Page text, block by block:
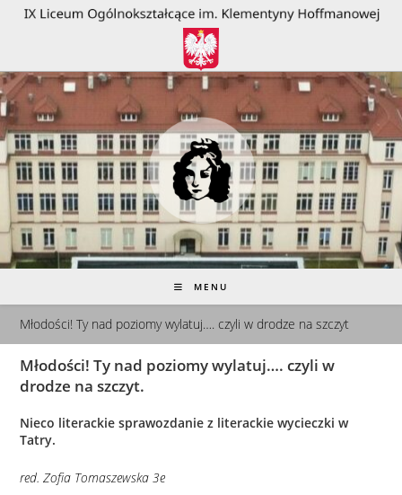
treści
MENU
Młodości! Ty nad poziomy wylatuj…. czyli w drodze na szczyt
Młodości! Ty nad poziomy wylatuj…. czyli w
drodze na szczyt.
Nieco literackie sprawozdanie z literackie wycieczki w
Tatry.
red. Zofia Tomaszewska 3e